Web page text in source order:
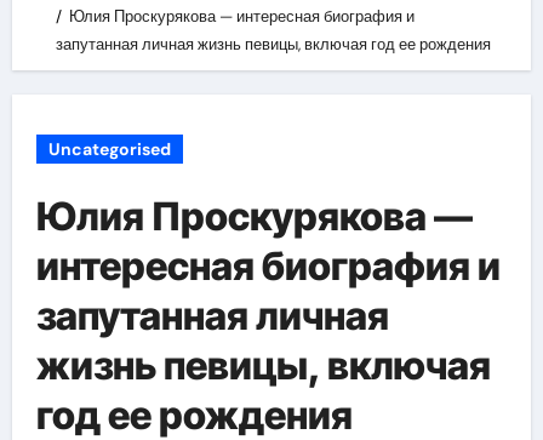
Юлия Проскурякова — интересная биография и
запутанная личная жизнь певицы, включая год ее рождения
Uncategorised
Юлия Проскурякова —
интересная биография и
запутанная личная
жизнь певицы, включая
год ее рождения